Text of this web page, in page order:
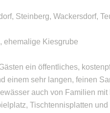
Steinberg, Wackersdorf,
ehemalige Kiesgrube
ein öffentliches,
einem sehr langen, feinen
auch von Familien
Tischtennisplatten